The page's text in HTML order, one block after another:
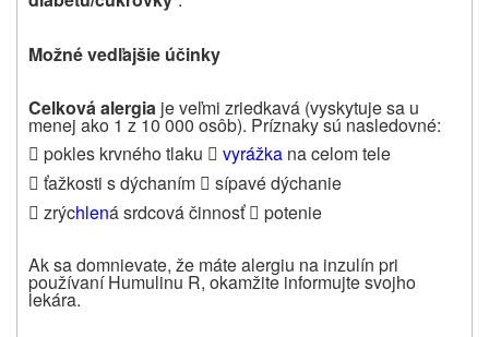
Možné vedľajšie účinky
Celková alergia je veľmi zriedkavá (vyskytuje sa u
menej ako 1 z 10 000 osôb). Príznaky sú nasledovné:
 pokles krvného tlaku  vyrážka na celom tele
 ťažkosti s dýchaním  sípavé dýchanie
 zrýchlená srdcová činnosť  potenie
Ak sa domnievate, že máte alergiu na inzulín pri
používaní Humulinu R, okamžite informujte svojho
lekára.